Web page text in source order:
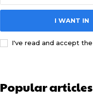
I WANT IN
I've read and accept the
Popular articles